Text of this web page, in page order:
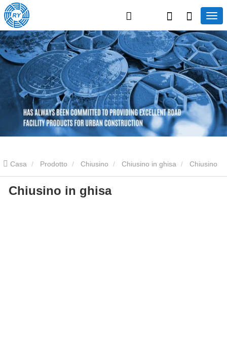
Casa Prodotto Chiusino Chiusino in ghisa
in ghisa
Chiusino in ghisa